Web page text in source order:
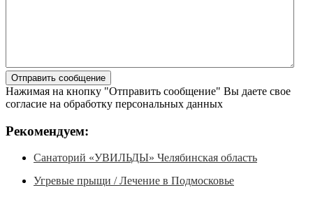
Нажимая на кнопку "Отправить сообщение" Вы даете свое
согласие на обработку персональных данных
Рекомендуем:
Санаторий «УВИЛЬДЫ» Челябинская область
Угревые прыщи / Лечение в Подмосковье